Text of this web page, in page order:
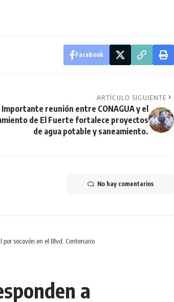
Facebook
ARTÍCULO SIGUIENTE
Importante reunión entre CONAGUA y el
de El Fuerte fortalece proyectos
de agua potable y saneamiento.
No hay comentarios
socavón en el Blvd. Centenario
a